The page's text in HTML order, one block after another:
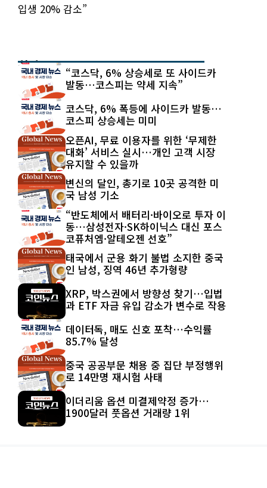
입생 20% 감소”
최신 글
“코스닥, 6% 상승세로 또 사이드카
발동…코스피는 약세 지속”
코스닥, 6% 폭등에 사이드카 발동…
코스피 상승세는 미미
오픈AI, 무료 이용자를 위한 ‘무제한
대화’ 서비스 실시…개인 고객 시장
유지할 수 있을까
변신의 달인, 총기로 10곳 공격한 미
국 남성 기소
“반도체에서 배터리·바이오로 투자 이
동…삼성전자·SK하이닉스 대신 포스
코퓨처엠·알테오젠 선호”
태국에서 군용 화기 불법 소지한 중국
인 남성, 징역 46년 추가형량
XRP, 박스권에서 방향성 찾기…입법
과 ETF 자금 유입 감소가 변수로 작용
데이터독, 매도 신호 포착…수익률
85.7% 달성
중국 공공부문 채용 중 집단 부정행위
로 14만명 재시험 사태
이더리움 옵션 미결제약정 증가…
1900달러 풋옵션 거래량 1위